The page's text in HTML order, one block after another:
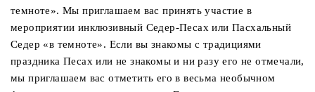
темноте». Мы приглашаем вас принять участие в
мероприятии инклюзивный Седер-Песах или Пасхальный
Седер «в темноте». Если вы знакомы с традициями
праздника Песах или не знакомы и ни разу его не отмечали,
мы приглашаем вас отметить его в весьма необычном